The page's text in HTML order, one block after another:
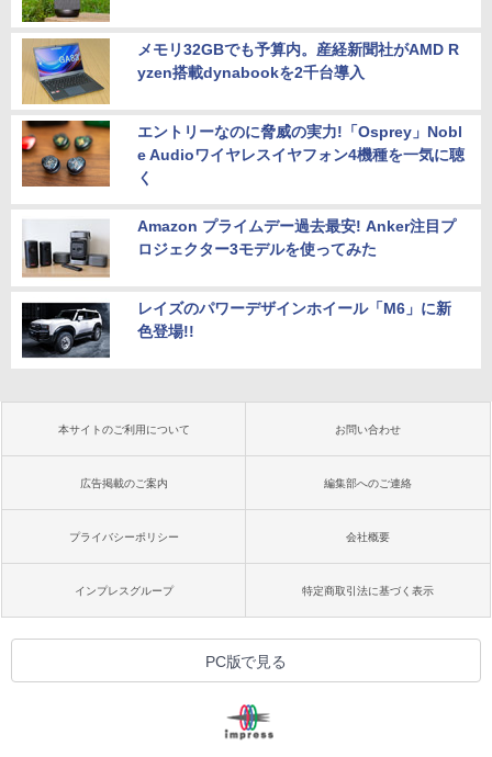
メモリ32GBでも予算内。産経新聞社がAMD R
yzen搭載dynabookを2千台導入
エントリーなのに脅威の実力!「Osprey」Nobl
e Audioワイヤレスイヤフォン4機種を一気に聴
く
Amazon プライムデー過去最安! Anker注目プ
ロジェクター3モデルを使ってみた
レイズのパワーデザインホイール「M6」に新
色登場!!
本サイトのご利用について お問い合わせ
広告掲載のご案内 編集部へのご連絡
プライバシーポリシー 会社概要
インプレスグループ 特定商取引法に基づく表示
PC版で見る